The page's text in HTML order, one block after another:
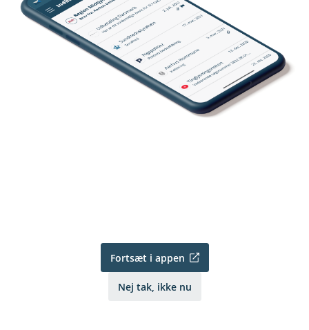
Fortsæt i appen
Nej tak, ikke nu